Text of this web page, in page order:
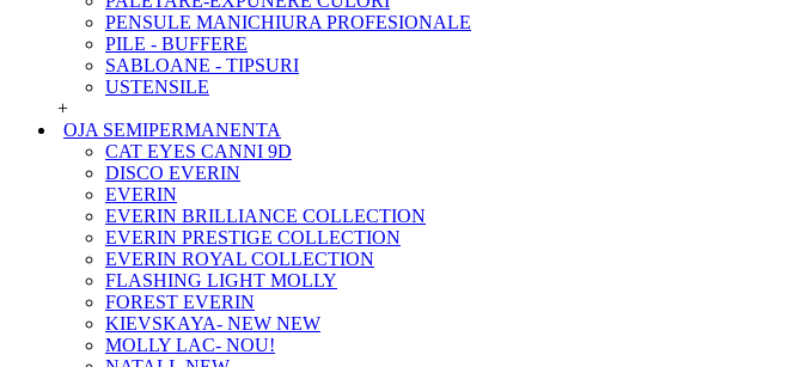
PENSULE MANICHIURA PROFESIONALE
PILE - BUFFERE
SABLOANE - TIPSURI
USTENSILE
+
OJA SEMIPERMANENTA
CAT EYES CANNI 9D
DISCO EVERIN
EVERIN
EVERIN BRILLIANCE COLLECTION
EVERIN PRESTIGE COLLECTION
EVERIN ROYAL COLLECTION
FLASHING LIGHT MOLLY
FOREST EVERIN
KIEVSKAYA- NEW NEW
MOLLY LAC- NOU!